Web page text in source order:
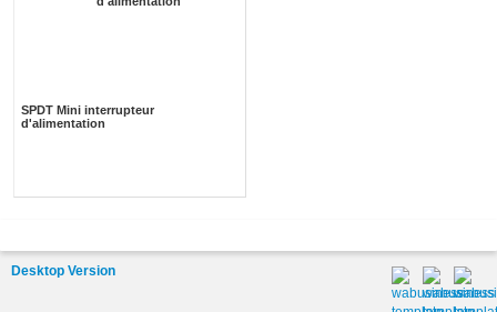
SPDT Mini interrupteur
d'alimentation
Desktop Version